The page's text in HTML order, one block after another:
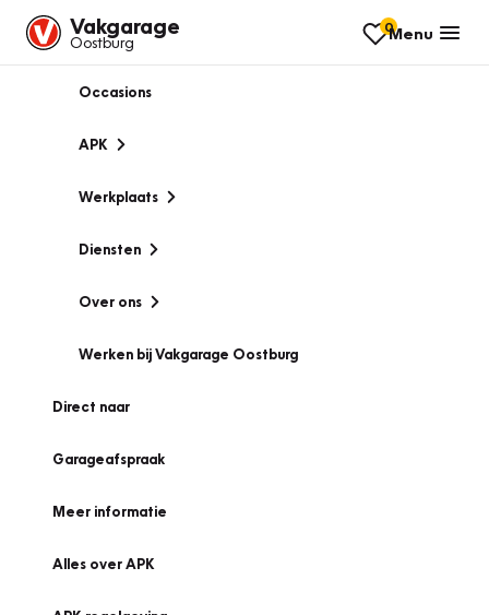
Vakgarage
Oostburg
0Menu
Occasions
APK
Werkplaats
Diensten
Over ons
Werken bij Vakgarage Oostburg
Direct naar
Garageafspraak
Meer informatie
Alles over APK